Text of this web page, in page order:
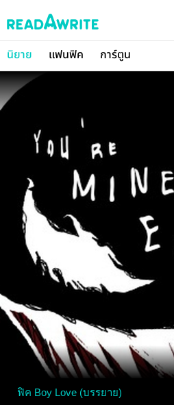
นิยาย แฟนฟิค การ์ตูน
ฟิค Boy Love (บรรยาย)